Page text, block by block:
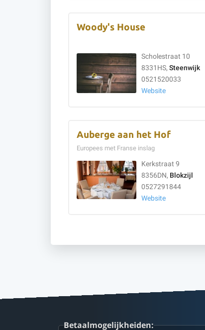
Woody's House
Scholestraat 10
8331HS, Steenwijk
0521520033
Website
Auberge aan het Hof
Europees met Franse inslag
Kerkstraat 9
8356DN, Blokzijl
0527291844
Website
Betaalmogelijkheiden: